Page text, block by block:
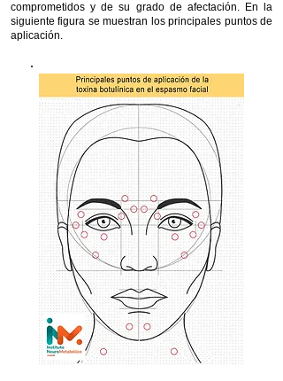
comprometidos y de su grado de afectación. En la
siguiente figura se muestran los principales puntos de
aplicación.